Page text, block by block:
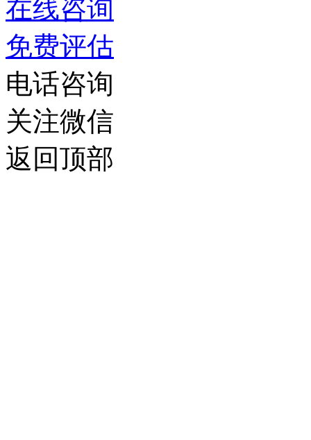
乔治·伊士曼捐赠了超过
捐赠者。学校于1925年
1955年，原先的男女分
工程学院
在线咨询
免费评估
电话咨询
关注微信
返回顶部